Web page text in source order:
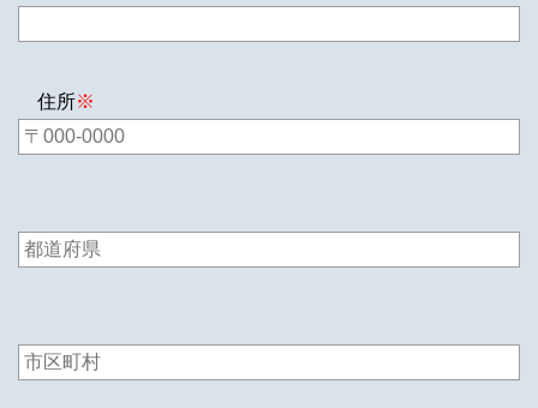
住所※